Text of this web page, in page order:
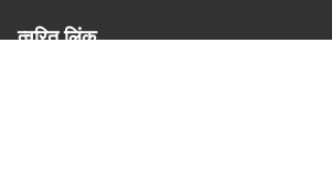
त्वरित लिंक